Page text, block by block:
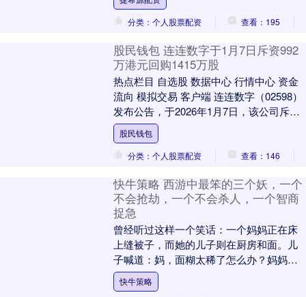
以使用，包....
分类：个人股票配资
查看：195
股民钱包 连连数字于1月7日斥资992
万港元回购1415万股
热点栏目 自选股 数据中心 行情中心 资金
流向 模拟交易 客户端 连连数字（02598）
发布公告，于2026年1月7日，该公司斥资
99.2万港元回购14.15万....
股民钱包
分类：个人股票配资
查看：146
快牛策略 西游中最笨的三个妖，一个
不会抢劫，一个不会杀人，一个智商
捉急
曾经听过这样一个笑话：一个妈妈正在床
上缝被子，而她的儿子则在厨房和面。儿
子喊道：妈，面糊太稀了怎么办？妈妈回
答：加点面！没过一会儿，儿子又叫：
妈，面干了怎么办？....
快牛策略